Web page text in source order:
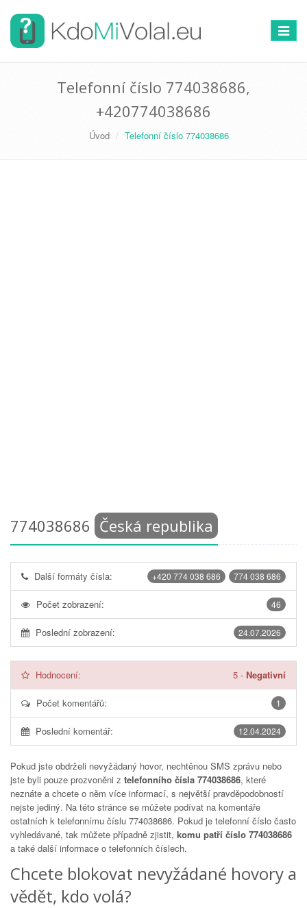
Telefonní číslo 774038686,
+420774038686
Úvod Telefonní číslo 774038686
774038686 Česká republika
774 038 686
+420 774 038 686
Další formáty čísla:
46
Počet zobrazení:
24.07.2026
Poslední zobrazení:
Hodnocení: 5 - Negativní
1
Počet komentářů:
12.04.2024
Poslední komentář:
Pokud jste obdrželi nevyžádaný hovor, nechtěnou SMS zprávu nebo
jste byli pouze prozvoněni z telefonního čísla 774038686, které
neznáte a chcete o něm více informací, s největší pravděpodobností
nejste jediný. Na této stránce se můžete podívat na komentáře
ostatních k telefonnímu číslu 774038686. Pokud je telefonní číslo často
vyhledávané, tak můžete případně zjistit, komu patří číslo 774038686
a také další informace o telefonních číslech.
Chcete blokovat nevyžádané hovory a
vědět, kdo volá?